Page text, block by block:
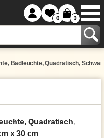
0 0
Badleuchte, Quadratisch,
Quadratisch,
x 30 cm